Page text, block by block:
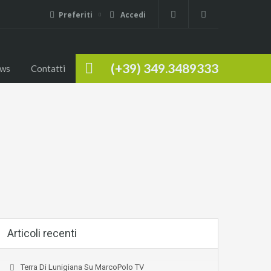
Preferiti Accedi
(+39) 349.3489333
Contatti
Articoli recenti
Terra Di Lunigiana Su MarcoPolo TV